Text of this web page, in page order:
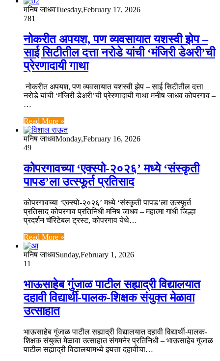
मनिष जाधवTuesday,February 17, 2026
781
नोकरीत अपयश, पण व्यवसायात यशस्वी झेप –
साई सिटीतील दत्ता नरोडे यांची ‘मंजिरी डेअरी’ची
प्रेरणादायी गाथा
नोकरीत अपयश, पण व्यवसायात यशस्वी झेप – साई सिटीतील दत्ता
नरोडे यांची ‘मंजिरी डेअरी’ची प्रेरणादायी गाथा मनीष जाधव कोपरगाव –
…
Read More »
मनिष जाधवMonday,February 16, 2026
49
कोपरगावच्या ‘एक्स्पो-२०२६’ मध्ये ‘संस्कृती
पापड’ला उत्स्फूर्त प्रतिसाद
कोपरगावच्या ‘एक्स्पो-२०२६’ मध्ये ‘संस्कृती पापड’ला उत्स्फूर्त
प्रतिसाद कोपरगाव प्रतिनिधी मनिष जाधव – महात्मा गांधी जिल्हा
प्रदर्शन चॅरिटेबल ट्रस्ट, कोपरगाव येथे…
Read More »
मनिष जाधवSunday,February 1, 2026
11
भाऊसाहेब गुंजाळ पाटील सह्याद्री विद्यालयात
दहावी विद्यार्थी-पालक-शिक्षक संयुक्त मेळावा
उत्साहात
भाऊसाहेब गुंजाळ पाटील सह्याद्री विद्यालयात दहावी विद्यार्थी-पालक-
शिक्षक संयुक्त मेळावा उत्साहात संगमनेर प्रतिनिधी – भाऊसाहेब गुंजाळ
पाटील सह्याद्री विद्यालयामध्ये इयत्ता दहावीचा…